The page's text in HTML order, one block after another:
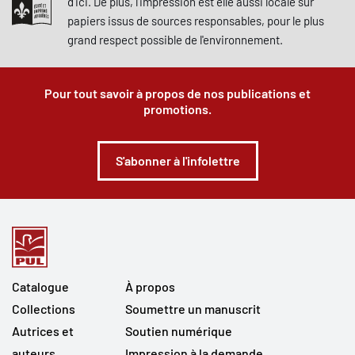
Davantage qu’une nomenclature, elle se veut un outil de
réappropriation par le public d’un pan de son histoire, un moyen
façonner le Québec moderne et nous est donc encore
en histoire littéraire et patrimoine imprimé, Université du Québec
à Rimouski).
papiers issus de sources responsables, pour le plus
grand respect possible de l'environnement.
Pour tout savoir à propos de nos publications et
promotions.
S'abonner à l'infolettre
Catalogue
Collections
Autrices et
À propos
Soumettre un manuscrit
Soutien numérique